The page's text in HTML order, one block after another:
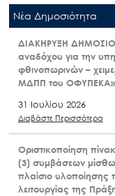
Nέα Δημοσιότητα
ΔΙΑΚΗΡΥΞΗ
αναδόχου για την
φθινοπωρινών –
ΜΔΠΠ του ΟΦΥΠΕΚΑ»
31 Ιουλίου 2026
Διαβάστε Περισσότερα
Οριστικοποίηση
(3) συμβάσεων
πλαίσιο υλοποίησης
λειτουργίας της